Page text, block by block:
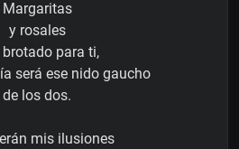
Margaritas
y rosales
brotado para ti,
será ese nido gaucho
de los dos.
mis ilusiones